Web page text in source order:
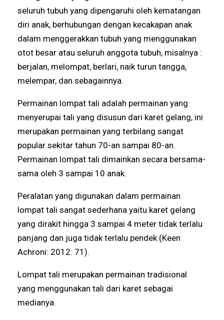
seluruh tubuh yang dipengaruhi oleh kematangan
diri anak, berhubungan dengan kecakapan anak
dalam menggerakkan tubuh yang menggunakan
otot besar atau seluruh anggota tubuh, misalnya :
berjalan, melompat, berlari, naik turun tangga,
melempar, dan sebagainnya.
Permainan lompat tali adalah permainan yang
menyerupai tali yang disusun dari karet gelang, ini
merupakan permainan yang terbilang sangat
popular sekitar tahun 70-an sampai 80-an.
Permainan lompat tali dimainkan secara bersama-
sama oleh 3 sampai 10 anak.
Peralatan yang digunakan dalam permainan
lompat tali sangat sederhana yaitu karet gelang
yang dirakit hingga 3 sampai 4 meter tidak terlalu
panjang dan juga tidak terlalu pendek (Keen
Achroni: 2012: 71).
Lompat tali merupakan permainan tradisional
yang menggunakan tali dari karet sebagai
medianya.